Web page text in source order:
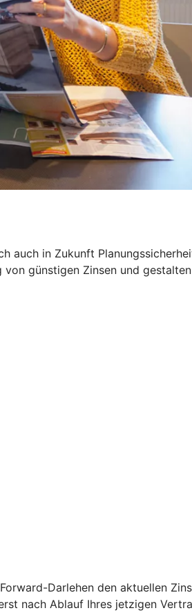
auch in Zukunft
günstigen Zinsen und
Darlehen den aktuellen
nach Ablauf Ihres jetzigen